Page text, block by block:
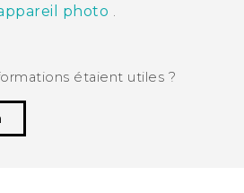
photo .
étaient utiles ?